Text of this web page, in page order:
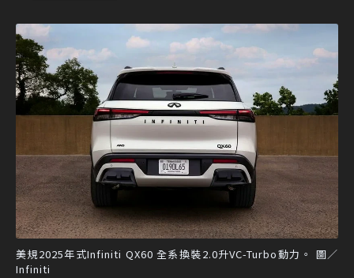
美規2025年式Infiniti QX60 全系換裝2.0升VC-Turbo動力。 圖／
Infiniti